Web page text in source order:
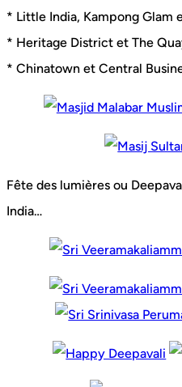
* Little India, Kampong Glam
* Heritage District et The
* Chinatown et Central
Fête des lumières ou
India…